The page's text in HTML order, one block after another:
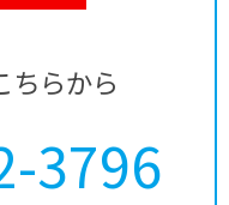
ちらから
3796